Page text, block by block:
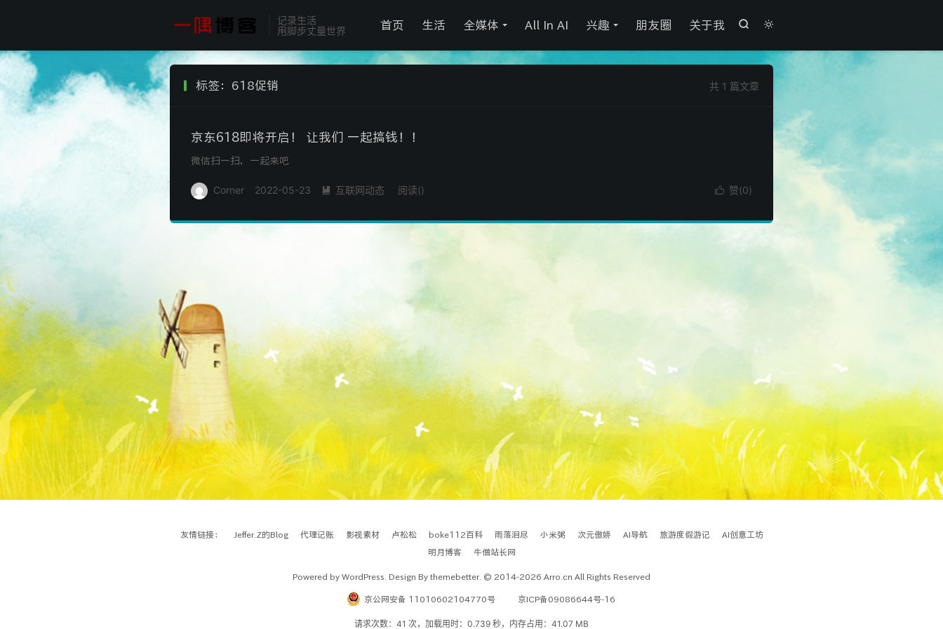
记录生活
用脚步丈量世界


首页 生活 全媒体 All In AI 兴趣 朋友圈 关于我
共 1 篇文章
标签：618促销
京东618即将开启！ 让我们 一起搞钱！！
微信扫一扫，一起来吧
 赞(0)
Corner 2022-05-23  互联网动态 阅读()
友情链接： Jeffer.Z的Blog 代理记账 影视素材 卢松松 boke112百科 雨落泪尽 小米粥 次元傲娇 AI导航 旅游度假游记 AI创意工坊
明月博客 牛僧站长网
Powered by WordPress. Design By themebetter. © 2014-2026 Arro.cn All Rights Reserved
京公网安备 11010602104770号 京ICP备09086644号-16
请求次数：41 次，加载用时：0.739 秒，内存占用：41.07 MB